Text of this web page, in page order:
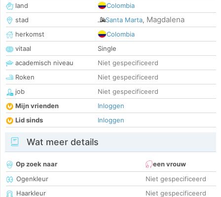
land
Colombia
stad
Santa Marta, Magdalena
herkomst
Colombia
vitaal
Single
academisch niveau
Niet gespecificeerd
Roken
Niet gespecificeerd
job
Niet gespecificeerd
Mijn vrienden
Inloggen
Lid sinds
Inloggen
Wat meer details
Op zoek naar
een vrouw
Ogenkleur
Niet gespecificeerd
Haarkleur
Niet gespecificeerd